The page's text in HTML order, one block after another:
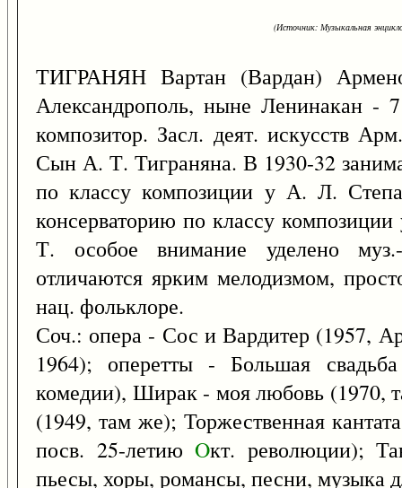
(Источник: Музыкальная
ТИГРАНЯН Вартан (Вардан)
Александрополь, ныне Ленинакан -
композитор. Засл. деят. искусств
Сын А. Т. Тиграняна. В 1930-32
по классу композиции у А. Л.
консерваторию по классу
Т. особое внимание уделено
отличаются ярким мелодизмом,
нац. фольклоре.
Соч.: опера - Сос и Вардитер (1957,
1964); оперетты - Большая
комедии), Ширак - моя любовь (1970,
(1949, там же); Торжественная
посв. 25-летиюOкт. революции);
пьесы, хоры, романсы, песни, музыка